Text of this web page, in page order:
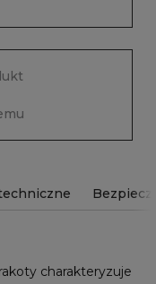
charakteryzuje